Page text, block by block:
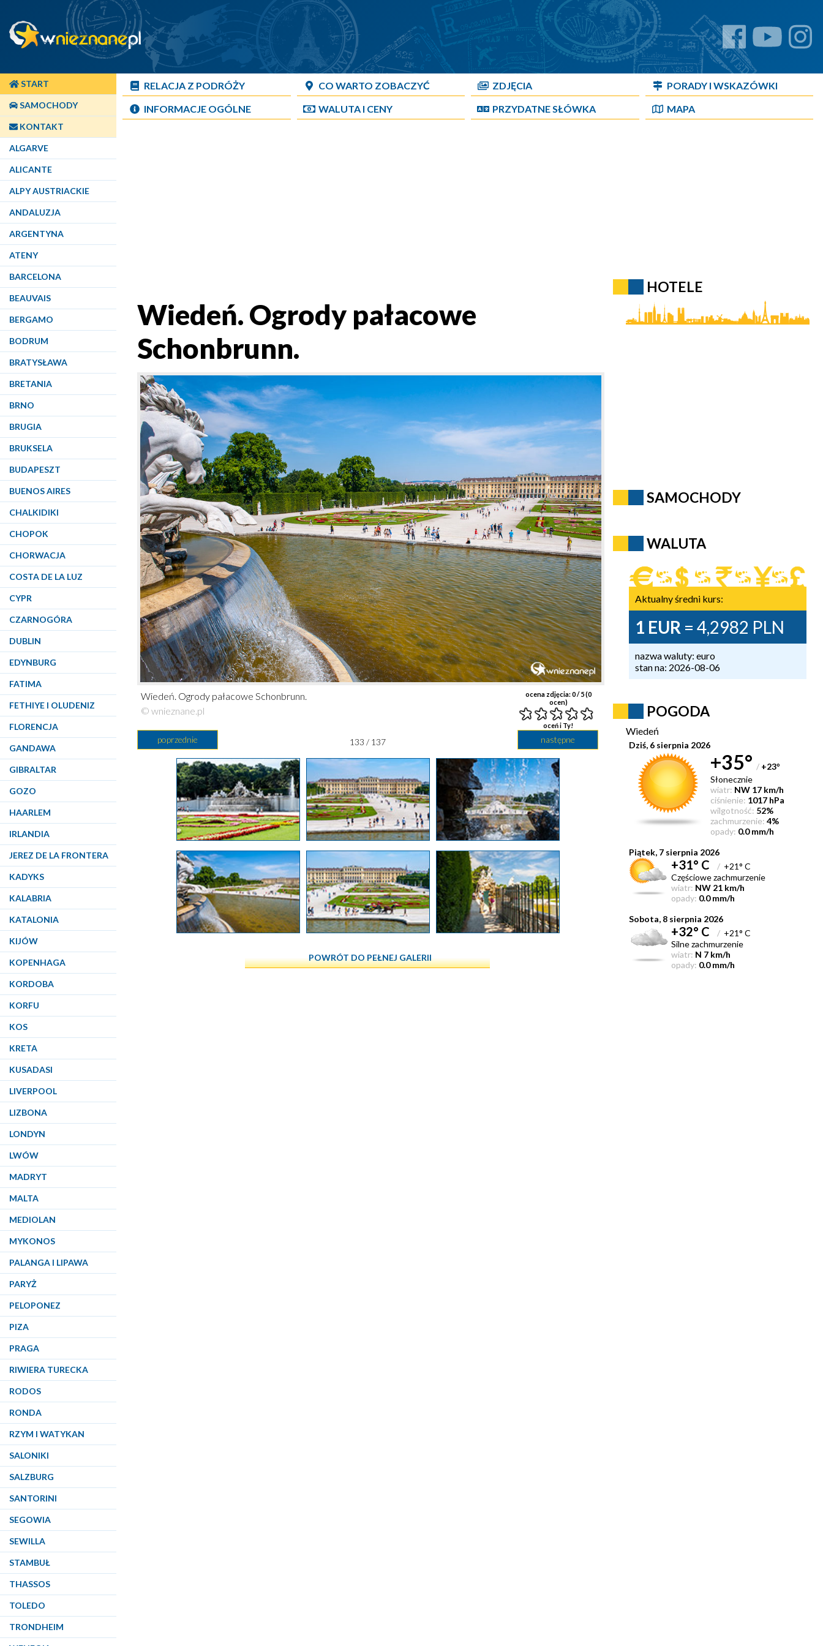
START
SAMOCHODY
KONTAKT
ALGARVE
ALICANTE
ALPY AUSTRIACKIE
ANDALUZJA
ARGENTYNA
ATENY
BARCELONA
BEAUVAIS
BERGAMO
BODRUM
BRATYSŁAWA
BRETANIA
BRNO
BRUGIA
BRUKSELA
BUDAPESZT
BUENOS AIRES
CHALKIDIKI
CHOPOK
CHORWACJA
COSTA DE LA LUZ
CYPR
CZARNOGÓRA
DUBLIN
EDYNBURG
FATIMA
FETHIYE I OLUDENIZ
FLORENCJA
GANDAWA
GIBRALTAR
GOZO
HAARLEM
IRLANDIA
JEREZ DE LA FRONTERA
KADYKS
KALABRIA
KATALONIA
KIJÓW
KOPENHAGA
KORDOBA
KORFU
KOS
KRETA
KUSADASI
LIVERPOOL
LIZBONA
LONDYN
LWÓW
MADRYT
MALTA
MEDIOLAN
MYKONOS
PALANGA I LIPAWA
PARYŻ
PELOPONEZ
PIZA
PRAGA
RIWIERA TURECKA
RODOS
RONDA
RZYM I WATYKAN
SALONIKI
SALZBURG
SANTORINI
SEGOWIA
SEWILLA
STAMBUŁ
THASSOS
TOLEDO
TRONDHEIM
RELACJA Z PODRÓŻY CO WARTO ZOBACZYĆ ZDJĘCIA
PORADY I WSKAZÓWKI
INFORMACJE OGÓLNE
WALUTA I CENY PRZYDATNE SŁÓWKA MAPA
Wiedeń. Ogrody pałacowe
Schonbrunn.
ocena zdjęcia:0/ 5 (0
ocen)
oceń i Ty!
Wiedeń. Ogrody pałacowe Schonbrunn.
© wnieznane.pl
poprzednie następne
133 / 137
POWRÓT DO PEŁNEJ GALERII
HOTELE
SAMOCHODY
WALUTA
Aktualny średni kurs:
1 EUR = 4,2982 PLN
nazwa waluty: euro
stan na: 2026-08-06
POGODA
Wiedeń
Dziś, 6 sierpnia 2026
+35° / +23°
Słonecznie
wiatr: NW 17 km/h
ciśnienie: 1017 hPa
wilgotność: 52%
zachmurzenie: 4%
opady: 0.0 mm/h
Piątek, 7 sierpnia 2026
+31° C / +21° C
Częściowe zachmurzenie
wiatr: NW 21 km/h
opady: 0.0 mm/h
Sobota, 8 sierpnia 2026
+32° C / +21° C
Silne zachmurzenie
wiatr: N 7 km/h
opady: 0.0 mm/h